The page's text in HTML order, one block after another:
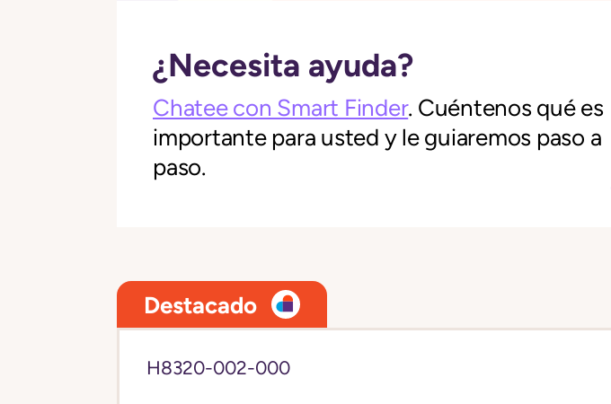
¿Necesita ayuda?
Chatee con Smart Finder. Cuéntenos qué es
importante para usted y le guiaremos paso a
paso.
Destacado
H8320-002-000